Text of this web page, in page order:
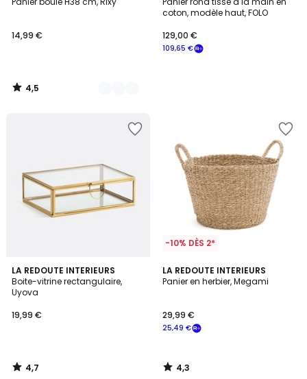
14,99 €
Couleurs
4,5
/
coton, modèle haut, FOLO
109,65 €
129,00 €
LA REDOUTE INTERIEURS
Boite-vitrine rectangulaire,
Uyova
19,99 €
4,7
/ 5
4,7
/
-10% DÈS 2*
LA REDOUTE INTERIEURS
Panier en herbier, Megami
25,49 €
29,99 €
4,3
/ 5
4,3
/